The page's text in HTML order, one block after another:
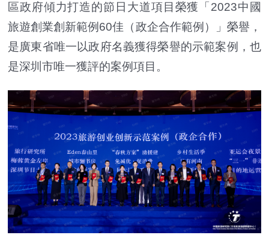
區政府傾力打造的節日大道項目榮獲「2023中國
旅遊創業創新範例60佳（政企合作範例）」榮譽，
是廣東省唯一以政府名義獲得榮譽的示範案例，也
是深圳市唯一獲評的案例項目。